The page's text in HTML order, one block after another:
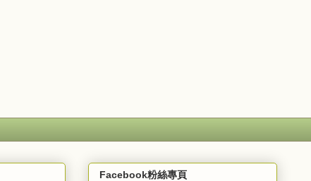
Facebook粉絲專頁